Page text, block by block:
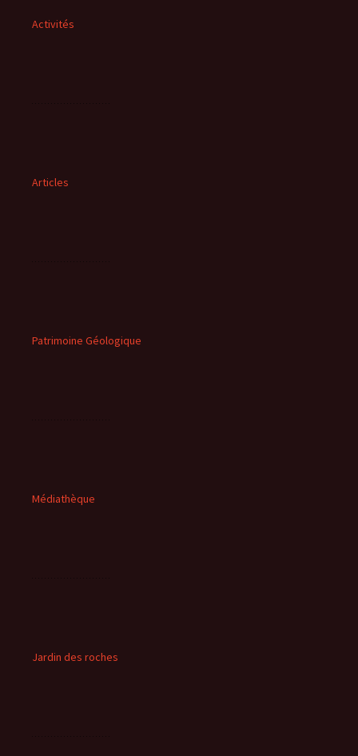
Activités
Articles
Patrimoine Géologique
Médiathèque
Jardin des roches